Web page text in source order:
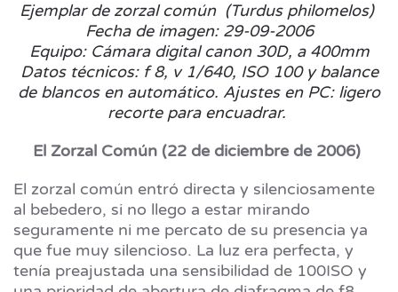
Ejemplar de zorzal común (Turdus philomelos)
Fecha de imagen: 29-09-2006
Equipo: Cámara digital canon 30D, a 400mm
Datos técnicos: f 8, v 1/640, ISO 100 y balance
de blancos en automático. Ajustes en PC: ligero
recorte para encuadrar.
El Zorzal Común (22 de diciembre de 2006)
El zorzal común entró directa y silenciosamente
al bebedero, si no llego a estar mirando
seguramente ni me percato de su presencia ya
que fue muy silencioso. La luz era perfecta, y
tenía preajustada una sensibilidad de 100ISO y